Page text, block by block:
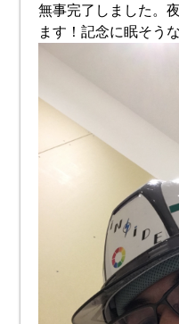
無事完了しました。
ます！記念に眠そう